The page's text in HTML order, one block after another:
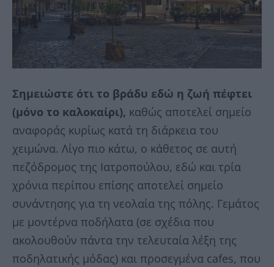
Σημειώστε ότι το βράδυ εδώ η ζωή πέφτει
(μόνο το καλοκαίρι), καθώς αποτελεί σημείο
αναφοράς κυρίως κατά τη διάρκεια του
χειμώνα. Λίγο πιο κάτω, ο κάθετος σε αυτή
πεζόδρομος της Ιατροπούλου, εδώ και τρία
χρόνια περίπου επίσης αποτελεί σημείο
συνάντησης για τη νεολαία της πόλης. Γεμάτος
με μοντέρνα ποδήλατα (σε σχέδια που
ακολουθούν πάντα την τελευταία λέξη της
ποδηλατικής μόδας) και προσεγμένα cafes, που